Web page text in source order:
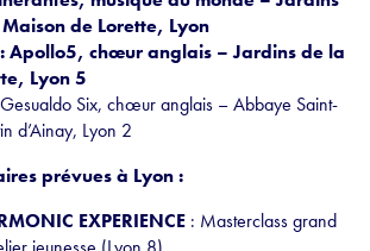
de Lorette, Lyon
Apollo5, chœur anglais – Jardins de la
Lyon 5
Six, chœur anglais – Abbaye Saint-
d’Ainay, Lyon 2
prévues à Lyon :
EXPERIENCE : Masterclass grand